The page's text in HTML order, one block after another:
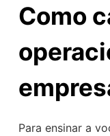
Como
Para ensinar a